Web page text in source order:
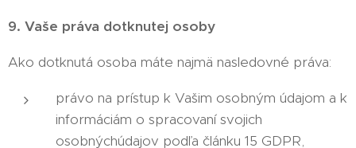
9. Vaše práva dotknutej osoby
Ako dotknutá osoba máte najmä nasledovné práva:
právo na prístup k Vašim osobným údajom a k
informáciám o spracovaní svojich
osobnýchúdajov podľa článku 15 GDPR,